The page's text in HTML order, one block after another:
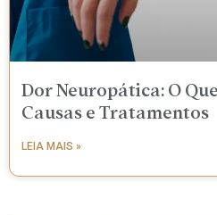
Dor Neuropática: O
Causas e Tratamentos
LEIA MAIS »